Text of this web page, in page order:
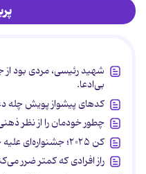
شهید رئیسی، مردی بود
بی‌ادعا.
کدهای پیشواز پویش چله
چطور خودمان را از نظر ذهنی ۳۸ برابر قوی‌تر
کن ۲۰۲۵؛ جشنواره‌ای علیه خانواده
راز افرادی که کمتر ضرر